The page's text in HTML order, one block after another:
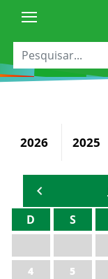
2026 2025
D S
4
5